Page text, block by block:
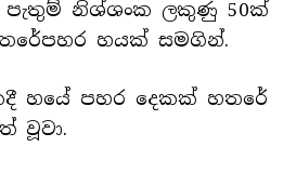
පැතුම් නිශ්ශංක ලකුණු 50ක්
හයක් සමගින්.
හයේ පහර දෙකක් හතරේ
වූවා.